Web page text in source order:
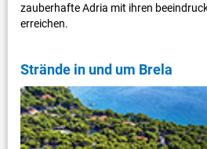
zauberhafte Adria mit ihren
erreichen.
Strände in und um Brela